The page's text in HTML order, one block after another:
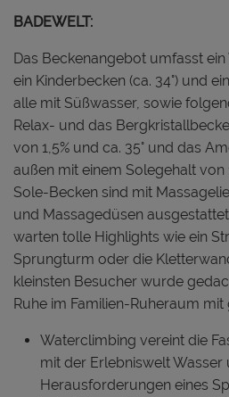
BADEWELT:
Das Beckenangebot umfasst ein
ein Kinderbecken (ca. 34°) und
alle mit Süßwasser, sowie
Relax- und das
von 1,5% und ca. 35° und das
außen mit einem Solegehalt von
Sole-Becken sind mit
und Massagedüsen
warten tolle Highlights wie ein
Sprungturm oder die
kleinsten Besucher wurde
Ruhe im Familien-Ruheraum
Waterclimbing vereint die
mit der Erlebniswelt Wasser
Herausforderungen eines